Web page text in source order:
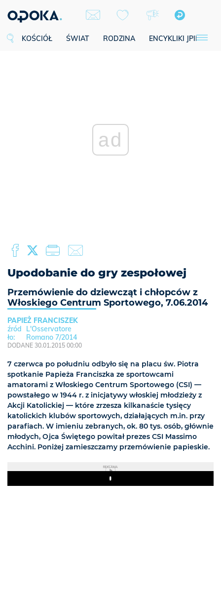
KOŚCIÓŁ ŚWIAT RODZINA ENCYKLIKI JPII
ad
Upodobanie do gry zespołowej
Przemówienie do dziewcząt i chłopców z
Włoskiego Centrum Sportowego, 7.06.2014
PAPIEŻ FRANCISZEK
L'Osservatore
Romano 7/2014
DODANE 30.01.2015 00:00
7 czerwca po południu odbyło się na placu św. Piotra
spotkanie Papieża Franciszka ze sportowcami
amatorami z Włoskiego Centrum Sportowego (CSI) —
powstałego w 1944 r. z inicjatywy włoskiej młodzieży z
Akcji Katolickiej — które zrzesza kilkanaście tysięcy
katolickich klubów sportowych, działających m.in. przy
parafiach. W imieniu zebranych, ok. 80 tys. osób, głównie
młodych, Ojca Świętego powitał prezes CSI Massimo
Acchini. Poniżej zamieszczamy przemówienie papieskie.
REKLAMA
Play